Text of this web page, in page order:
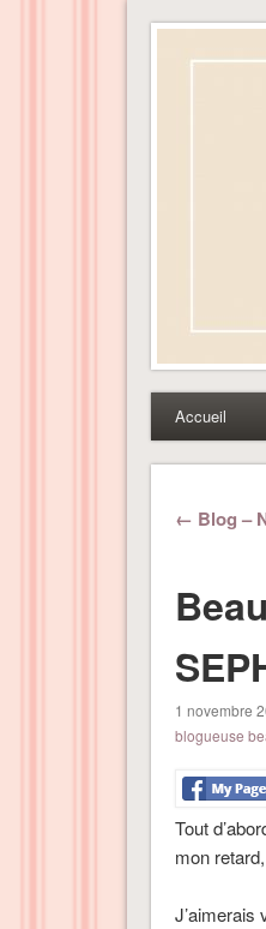
Accueil
← Blog –
1 novembre
blogueuse
Tout
mon
J’aimerais